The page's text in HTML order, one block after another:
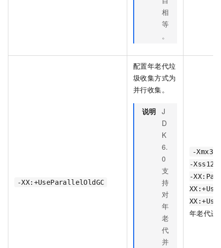
相
等
。
-XX:+UseParallelOldGC
配置年老代垃
圾收集方式为
并行收集。
说明 J
D
K
6.
0
支
持
对
年
老
代
并
-
-
-
年老代进